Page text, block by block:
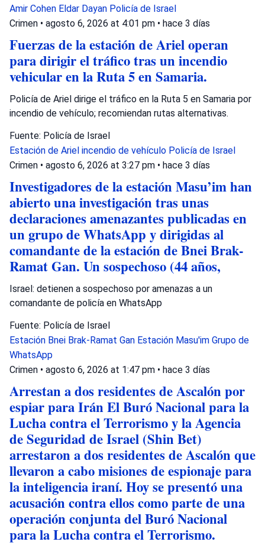
Amir Cohen Eldar Dayan Policía de Israel
Crimen • agosto 6, 2026 at 4:01 pm • hace 3 días
Fuerzas de la estación de Ariel operan
para dirigir el tráfico tras un incendio
vehicular en la Ruta 5 en Samaria.
Policía de Ariel dirige el tráfico en la Ruta 5 en Samaria por
incendio de vehículo; recomiendan rutas alternativas.
Fuente: Policía de Israel
Estación de Ariel incendio de vehículo Policía de Israel
Crimen • agosto 6, 2026 at 3:27 pm • hace 3 días
Investigadores de la estación Masu’im han
abierto una investigación tras unas
declaraciones amenazantes publicadas en
un grupo de WhatsApp y dirigidas al
comandante de la estación de Bnei Brak-
Ramat Gan. Un sospechoso (44 años,
Israel: detienen a sospechoso por amenazas a un
comandante de policía en WhatsApp
Fuente: Policía de Israel
Estación Bnei Brak-Ramat Gan Estación Masu'im Grupo de
WhatsApp
Crimen • agosto 6, 2026 at 1:47 pm • hace 3 días
Arrestan a dos residentes de Ascalón por
espiar para Irán El Buró Nacional para la
Lucha contra el Terrorismo y la Agencia
de Seguridad de Israel (Shin Bet)
arrestaron a dos residentes de Ascalón que
llevaron a cabo misiones de espionaje para
la inteligencia iraní. Hoy se presentó una
acusación contra ellos como parte de una
operación conjunta del Buró Nacional
para la Lucha contra el Terrorismo.